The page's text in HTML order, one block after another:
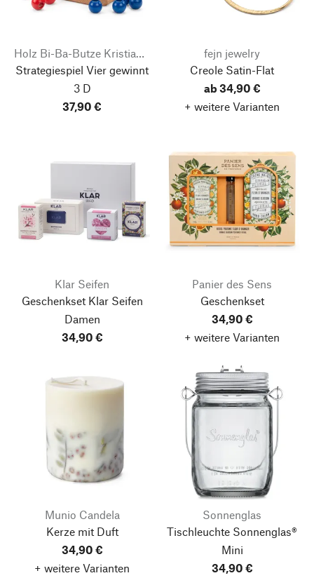
Holz Bi-Ba-Butze Kristian Finken
Strategiespiel Vier gewinnt
3 D
37,90 €
fejn jewelry
Creole Satin-Flat
ab 34,90 €
+ weitere Varianten
Klar Seifen
Geschenkset Klar Seifen
Damen
34,90 €
Panier des Sens
Geschenkset
34,90 €
+ weitere Varianten
Munio Candela
Kerze mit Duft
34,90 €
+ weitere Varianten
Sonnenglas
Tischleuchte Sonnenglas®
Mini
34,90 €
Nach oben